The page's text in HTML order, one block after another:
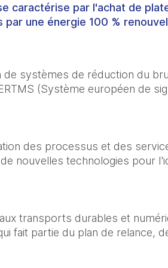
caractérise par l'achat de
une énergie 100 %
de systèmes de réduction du
(Système européen de
des processus et des
nouvelles technologies pour
transports durables et
fait partie du plan de relance,